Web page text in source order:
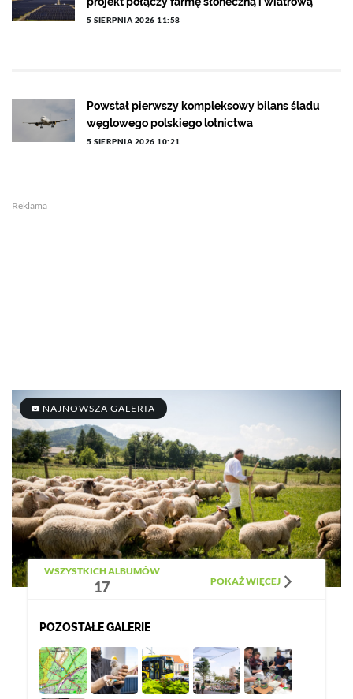
5 SIERPNIA 2026 11:58
Powstał pierwszy kompleksowy bilans śladu
węglowego polskiego lotnictwa
5 SIERPNIA 2026 10:21
Reklama
NAJNOWSZA GALERIA
WSZYSTKICH ALBUMÓW
17 POKAŻ WIĘCEJ
POZOSTAŁE GALERIE